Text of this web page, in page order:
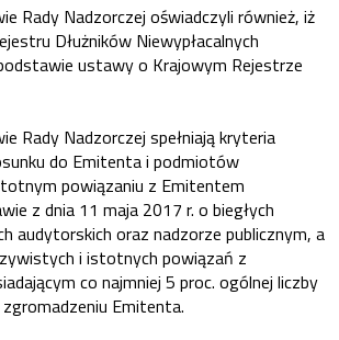
Rady Nadzorczej oświadczyli również, iż
Dłużników Niewypłacalnych
ustawy o Krajowym Rejestrze
Rady Nadzorczej spełniają kryteria
do Emitenta i podmiotów
powiązaniu z Emitentem
z dnia 11 maja 2017 r. o biegłych
audytorskich oraz nadzorze publicznym, a
i istotnych powiązań z
co najmniej 5 proc. ogólnej liczby
Emitenta.